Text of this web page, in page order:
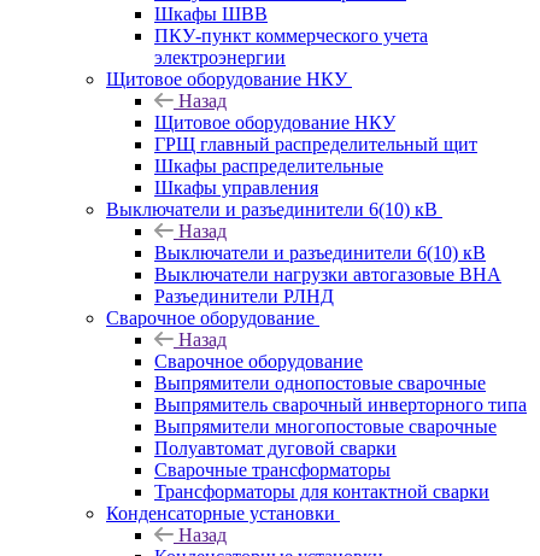
Шкафы ШВВ
ПКУ-пункт коммерческого учета
электроэнергии
Щитовое оборудование НКУ
Назад
Щитовое оборудование НКУ
ГРЩ главный распределительный щит
Шкафы распределительные
Шкафы управления
Выключатели и разъединители 6(10) кВ
Назад
Выключатели и разъединители 6(10) кВ
Выключатели нагрузки автогазовые ВНА
Разъединители РЛНД
Сварочное оборудование
Назад
Сварочное оборудование
Выпрямители однопостовые сварочные
Выпрямитель сварочный инверторного типа
Выпрямители многопостовые сварочные
Полуавтомат дуговой сварки
Сварочные трансформаторы
Трансформаторы для контактной сварки
Конденсаторные установки
Назад